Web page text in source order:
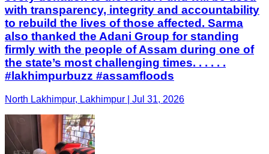
with transparency, integrity and accountability
to rebuild the lives of those affected. Sarma
also thanked the Adani Group for standing
firmly with the people of Assam during one of
the state’s most challenging times. . . . . .
#lakhimpurbuzz #assamfloods
North Lakhimpur, Lakhimpur | Jul 31, 2026